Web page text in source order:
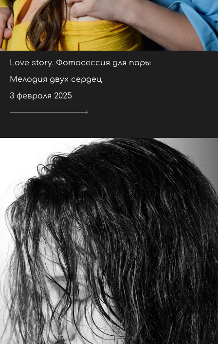
Love story. Фотосессия для пары
Мелодия двух сердец
3 февраля 2025